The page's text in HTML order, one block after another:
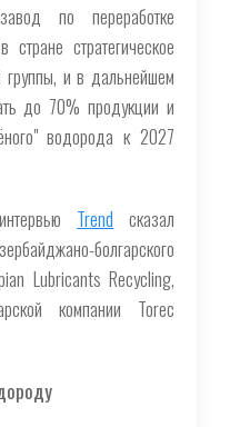
по переработке
стратегическое
и в дальнейшем
до 70% продукции и
водорода к 2027
Trend сказал
болгарского
Lubricants Recycling,
компании Torec